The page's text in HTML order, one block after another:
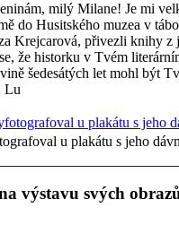
milý Milane! Je mi
do Husitského muzea v
Krejcarová, přivezli knihy
že historku v Tvém
šedesátých let mohl být
Lu
u plakátu s jeho
výstavu svých